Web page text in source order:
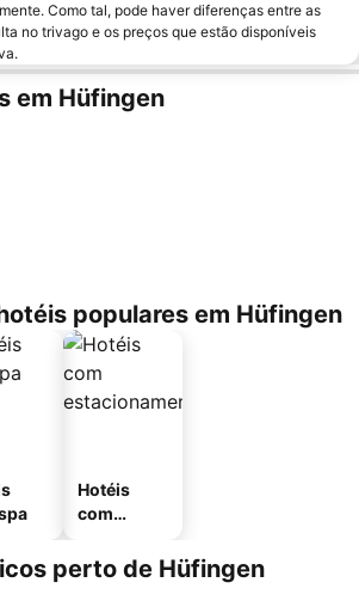
Como tal, pode haver diferenças entre as
no trivago e os preços que estão disponíveis
em Hüfingen
populares em Hüfingen
Hotéis
com
mento
perto de Hüfingen